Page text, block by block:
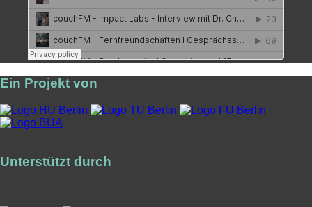
Ein Projekt von
Unterstützt durch